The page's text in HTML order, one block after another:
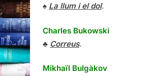
♠ La llum i el dol.
Charles Bukowski
♣ Correus.
Mikhaïl Bulgàkov